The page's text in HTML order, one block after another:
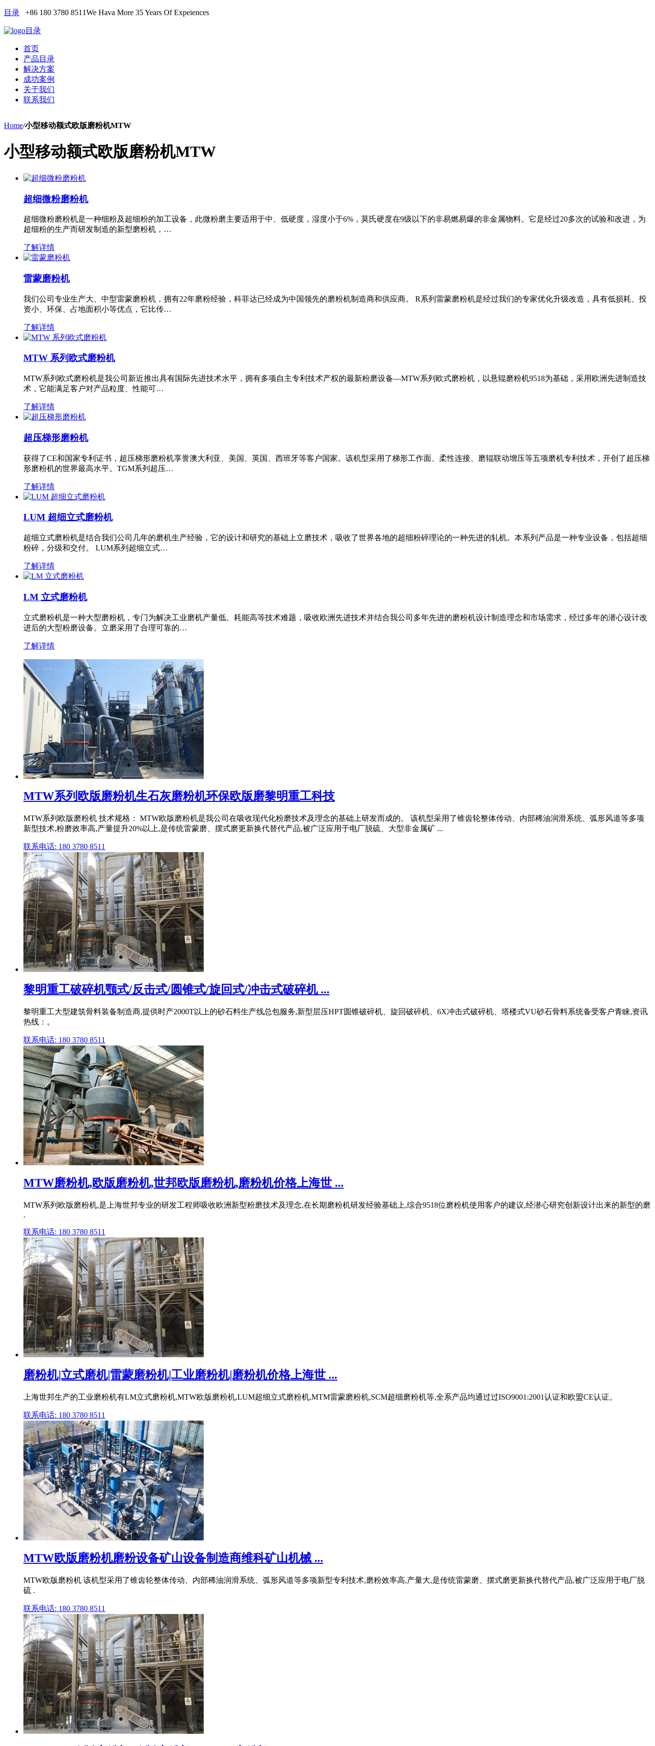
目录 +86 180 3780 8511We Hava More 35 Years Of Expeiences
目录
首页
产品目录
解决方案
成功案例
关于我们
联系我们
Home/小型移动额式欧版磨粉机MTW
小型移动额式欧版磨粉机MTW
超细微粉磨粉机
超细微粉磨粉机是一种细粉及超细粉的加工设备，此微粉磨主要适用于中、低硬度，湿度小于6%，莫氏硬度在9级以下的非易燃易爆的非金属物料。它是经过20多次的试验和改进，为
超细粉的生产而研发制造的新型磨粉机，…
了解详情
雷蒙磨粉机
我们公司专业生产大、中型雷蒙磨粉机，拥有22年磨粉经验，科菲达已经成为中国领先的磨粉机制造商和供应商。 R系列雷蒙磨粉机是经过我们的专家优化升级改造，具有低损耗、投
资小、环保、占地面积小等优点，它比传…
了解详情
MTW 系列欧式磨粉机
MTW系列欧式磨粉机是我公司新近推出具有国际先进技术水平，拥有多项自主专利技术产权的最新粉磨设备—MTW系列欧式磨粉机，以悬辊磨粉机9518为基础，采用欧洲先进制造技
术，它能满足客户对产品粒度、性能可…
了解详情
超压梯形磨粉机
获得了CE和国家专利证书，超压梯形磨粉机享誉澳大利亚、美国、英国、西班牙等客户国家。该机型采用了梯形工作面、柔性连接、磨辊联动增压等五项磨机专利技术，开创了超压梯
形磨粉机的世界最高水平。TGM系列超压…
了解详情
LUM 超细立式磨粉机
超细立式磨粉机是结合我们公司几年的磨机生产经验，它的设计和研究的基础上立磨技术，吸收了世界各地的超细粉碎理论的一种先进的轧机。本系列产品是一种专业设备，包括超细
粉碎，分级和交付。 LUM系列超细立式…
了解详情
LM 立式磨粉机
立式磨粉机是一种大型磨粉机，专门为解决工业磨机产量低、耗能高等技术难题，吸收欧洲先进技术并结合我公司多年先进的磨粉机设计制造理念和市场需求，经过多年的潜心设计改
进后的大型粉磨设备。立磨采用了合理可靠的…
了解详情
MTW系列欧版磨粉机生石灰磨粉机环保欧版磨黎明重工科技
MTW系列欧版磨粉机 技术规格： MTW欧版磨粉机是我公司在吸收现代化粉磨技术及理念的基础上研发而成的。 该机型采用了锥齿轮整体传动、内部稀油润滑系统、弧形风道等多项
新型技术,粉磨效率高,产量提升20%以上,是传统雷蒙磨、摆式磨更新换代替代产品,被广泛应用于电厂脱硫、大型非金属矿 ...
联系电话: 180 3780 8511
黎明重工破碎机颚式/反击式/圆锥式/旋回式/冲击式破碎机 ...
黎明重工大型建筑骨料装备制造商,提供时产2000T以上的砂石料生产线总包服务,新型层压HPT圆锥破碎机、旋回破碎机、6X冲击式破碎机、塔楼式VU砂石骨料系统备受客户青睐,资讯
热线：。
联系电话: 180 3780 8511
MTW磨粉机,欧版磨粉机,世邦欧版磨粉机,磨粉机价格上海世 ...
MTW系列欧版磨粉机,是上海世邦专业的研发工程师吸收欧洲新型粉磨技术及理念,在长期磨粉机研发经验基础上,综合9518位磨粉机使用客户的建议,经潜心研究创新设计出来的新型的磨
.
联系电话: 180 3780 8511
磨粉机|立式磨机|雷蒙磨粉机|工业磨粉机|磨粉机价格上海世 ...
上海世邦生产的工业磨粉机有LM立式磨粉机,MTW欧版磨粉机,LUM超细立式磨粉机,MTM雷蒙磨粉机,SCM超细磨粉机等,全系产品均通过过ISO9001:2001认证和欧盟CE认证。
联系电话: 180 3780 8511
MTW欧版磨粉机磨粉设备矿山设备制造商维科矿山机械 ...
MTW欧版磨粉机 该机型采用了锥齿轮整体传动、内部稀油润滑系统、弧形风道等多项新型专利技术,磨粉效率高,产量大,是传统雷蒙磨、摆式磨更新换代替代产品,被广泛应用于电厂脱
硫 .
联系电话: 180 3780 8511